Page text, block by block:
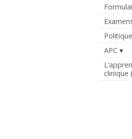
APC
clinique